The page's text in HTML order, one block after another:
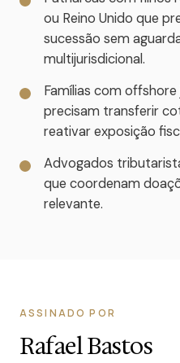
ou Reino Unido que
sucessão sem
multijurisdicional.
Famílias com
precisam transferir
reativar exposição
Advogados
que coordenam
relevante.
ASSINADO POR
Rafael Bastos